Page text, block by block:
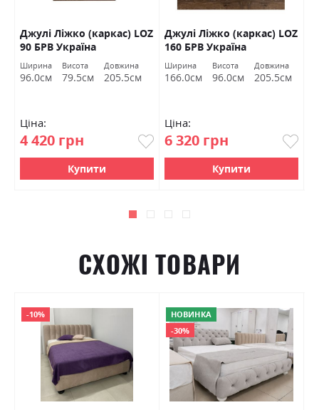
Джулі Ліжко (каркас) LOZ
90 БРВ Україна
Ширина
96.0см
Висота
79.5см
Довжина
205.5см
Ціна:
4 420 грн
Купити
Джулі Ліжко (каркас) LOZ
160 БРВ Україна
Ширина
166.0см
Висота
96.0см
Довжина
205.5см
Ціна:
6 320 грн
Купити
СХОЖІ ТОВАРИ
-10%
НОВИНКА
-30%